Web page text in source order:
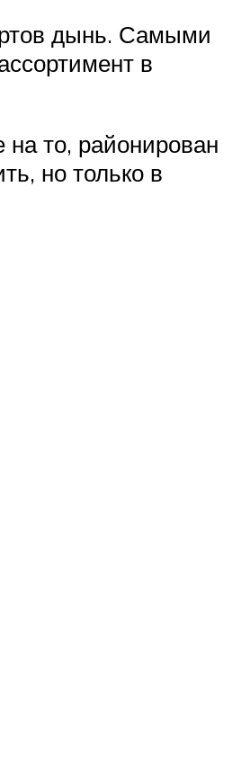
дынь. Самыми
в
то, районирован
но только в